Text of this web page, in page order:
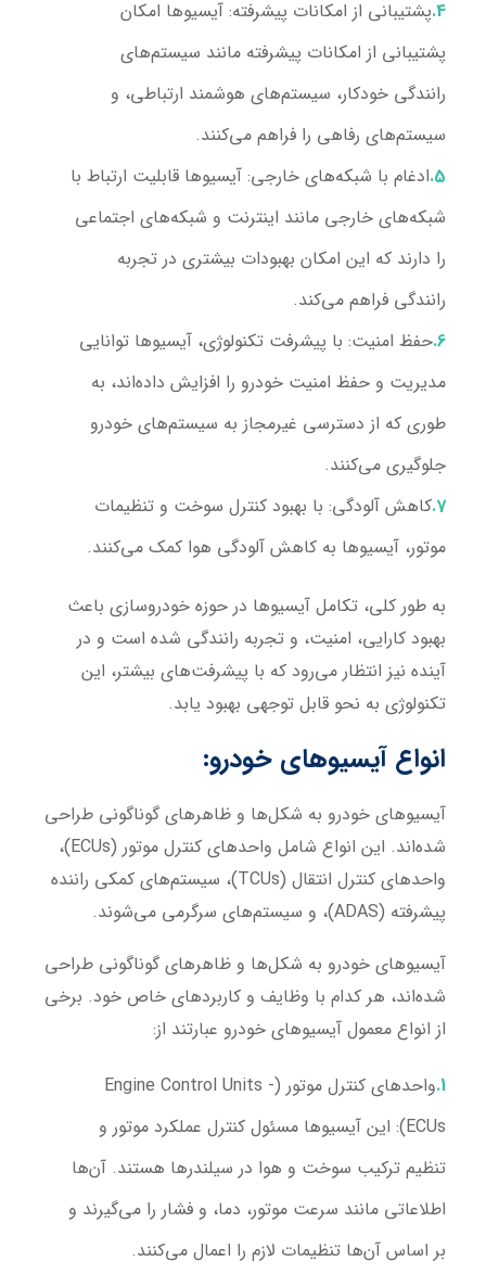
پشتیبانی از امکانات پیشرفته: آیسیوها امکان
پشتیبانی از امکانات پیشرفته مانند سیستم‌های
رانندگی خودکار، سیستم‌های هوشمند ارتباطی، و
سیستم‌های رفاهی را فراهم می‌کنند.
ادغام با شبکه‌های خارجی: آیسیوها قابلیت ارتباط با
شبکه‌های خارجی مانند اینترنت و شبکه‌های اجتماعی
را دارند که این امکان بهبودات بیشتری در تجربه
رانندگی فراهم می‌کند.
حفظ امنیت: با پیشرفت تکنولوژی، آیسیوها توانایی
مدیریت و حفظ امنیت خودرو را افزایش داده‌اند، به
طوری که از دسترسی غیرمجاز به سیستم‌های خودرو
جلوگیری می‌کنند.
کاهش آلودگی: با بهبود کنترل سوخت و تنظیمات
موتور، آیسیوها به کاهش آلودگی هوا کمک می‌کنند.
به طور کلی، تکامل آیسیوها در حوزه خودروسازی باعث
بهبود کارایی، امنیت، و تجربه رانندگی شده است و در
آینده نیز انتظار می‌رود که با پیشرفت‌های بیشتر، این
تکنولوژی به نحو قابل توجهی بهبود یابد.
انواع آیسیوهای خودرو:
آیسیوهای خودرو به شکل‌ها و ظاهرهای گوناگونی طراحی
شده‌اند. این انواع شامل واحدهای کنترل موتور (ECUs)،
واحدهای کنترل انتقال (TCUs)، سیستم‌های کمکی راننده
پیشرفته (ADAS)، و سیستم‌های سرگرمی می‌شوند.
آیسیوهای خودرو به شکل‌ها و ظاهرهای گوناگونی طراحی
شده‌اند، هر کدام با وظایف و کاربردهای خاص خود. برخی
از انواع معمول آیسیوهای خودرو عبارتند از:
واحدهای کنترل موتور (Engine Control Units -
ECUs): این آیسیوها مسئول کنترل عملکرد موتور و
تنظیم ترکیب سوخت و هوا در سیلندرها هستند. آن‌ها
اطلاعاتی مانند سرعت موتور، دما، و فشار را می‌گیرند و
بر اساس آن‌ها تنظیمات لازم را اعمال می‌کنند.